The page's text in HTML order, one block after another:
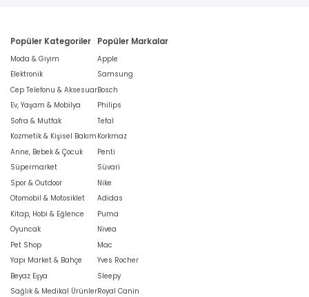
Popüler Kategoriler
Moda & Giyim
Elektronik
Cep Telefonu & Aksesuar
Ev, Yaşam & Mobilya
Sofra & Mutfak
Kozmetik & Kişisel Bakım
Anne, Bebek & Çocuk
Süpermarket
Spor & Outdoor
Otomobil & Motosiklet
Kitap, Hobi & Eğlence
Oyuncak
Pet Shop
Yapı Market & Bahçe
Beyaz Eşya
Sağlık & Medikal Ürünler
Popüler Markalar
Apple
Samsung
Bosch
Philips
Tefal
Korkmaz
Penti
Süvari
Nike
Adidas
Puma
Nivea
Mac
Yves Rocher
Sleepy
Royal Canin